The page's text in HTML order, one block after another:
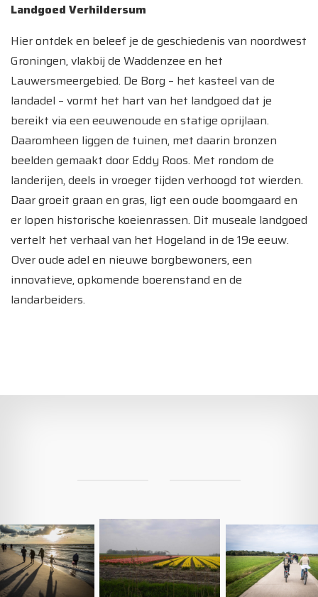
Landgoed Verhildersum
Hier ontdek en beleef je de geschiedenis van noordwest
Groningen, vlakbij de Waddenzee en het
Lauwersmeergebied. De Borg – het kasteel van de
landadel – vormt het hart van het landgoed dat je
bereikt via een eeuwenoude en statige oprijlaan.
Daaromheen liggen de tuinen, met daarin bronzen
beelden gemaakt door Eddy Roos. Met rondom de
landerijen, deels in vroeger tijden verhoogd tot wierden.
Daar groeit graan en gras, ligt een oude boomgaard en
er lopen historische koeienrassen. Dit museale landgoed
vertelt het verhaal van het Hogeland in de 19e eeuw.
Over oude adel en nieuwe borgbewoners, een
innovatieve, opkomende boerenstand en de
landarbeiders.